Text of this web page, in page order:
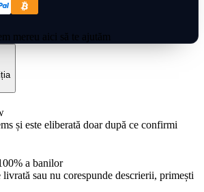
mereu aici să te ajutăm
și este eliberată doar după ce confirmi
a banilor
livrată sau nu corespunde descrierii, primești